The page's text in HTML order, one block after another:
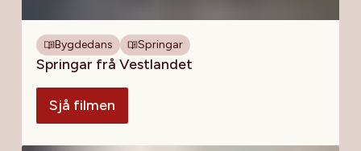
Bygdedans Springar
Springar frå Vestlandet
Sjå filmen